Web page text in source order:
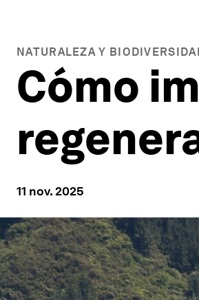
NATURALEZA Y
Cómo
11 nov. 2025